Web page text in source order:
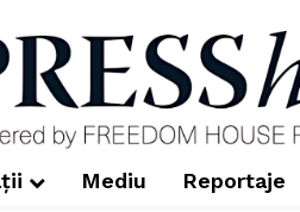
Mediu Reportaje